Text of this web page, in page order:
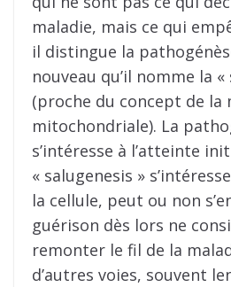
maladie, mais ce qui
il distingue la
nouveau qu’il nomme la
(proche du concept de la
mitochondriale). La
s’intéresse à l’atteinte
« salugenesis »
la cellule, peut ou non
guérison dès lors ne
remonter le fil de la
d’autres voies, souvent